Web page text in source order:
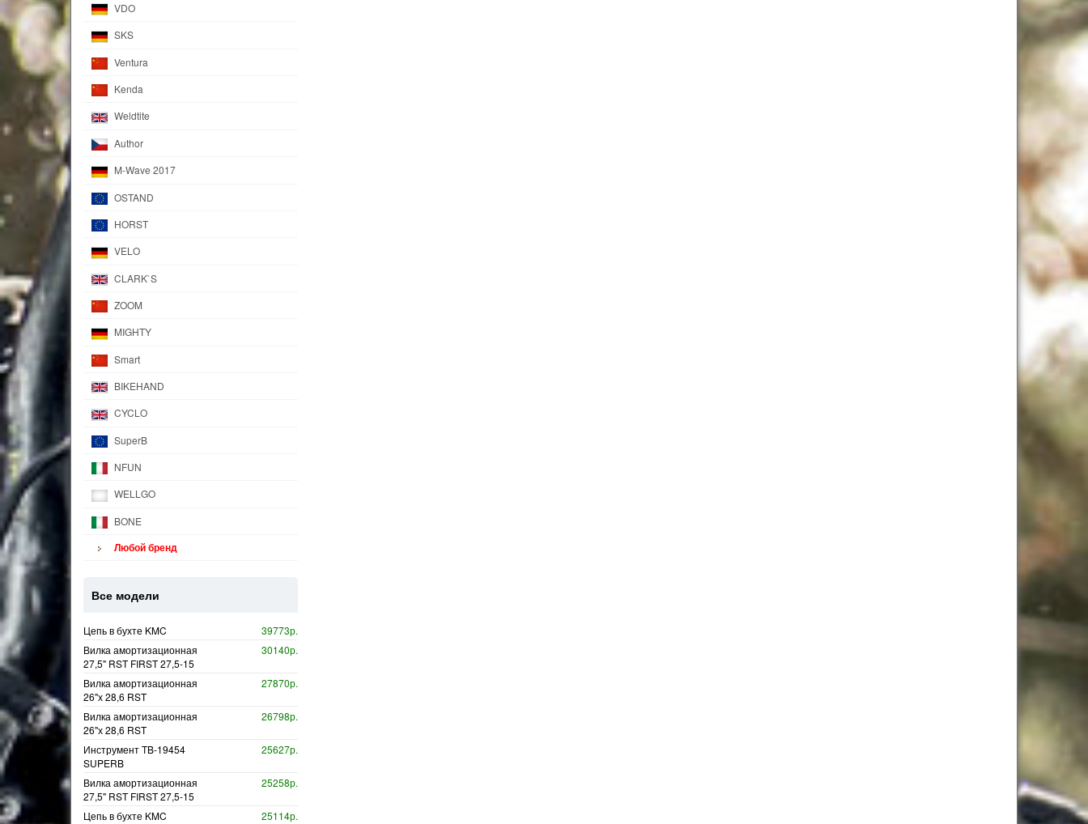
VDO
SKS
Ventura
Kenda
Weldtite
Author
M-Wave 2017
OSTAND
HORST
VELO
CLARK`S
ZOOM
MIGHTY
Smart
BIKEHAND
CYCLO
SuperB
NFUN
WELLGO
BONE
Любой бренд
Все модели
Цепь в бухте KMC
39773р.
Вилка амортизационная
27,5" RST FIRST 27,5-15
30140р.
Вилка амортизационная
26"х 28,6 RST
27870р.
Вилка амортизационная
26"х 28,6 RST
26798р.
Инструмент TB-19454
SUPERB
25627р.
Вилка амортизационная
27,5" RST FIRST 27,5-15
25258р.
Цепь в бухте KMC
25114р.